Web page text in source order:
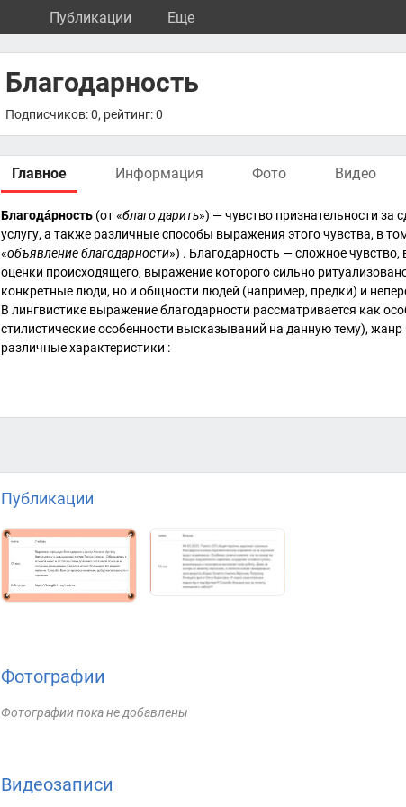
Публикации Eще
Благодарность
Подписчиков: 0, рейтинг: 0
Главное Информация Фото Видео
Благода́рность (от «благодарить») —чувство признательности за
услугу, а также различные способы выражения этого чувства, в
«объявление благодарности») . Благодарность — сложное
оценки происходящего, выражение которого сильно
конкретные люди, но и общности людей (например, предки) и
В лингвистике выражение благодарности рассматривается как
стилистические особенности высказываний на данную тему), жанр
различные характеристики :
Публикации
Фотографии
Фотографии пока не добавлены
Видеозаписи